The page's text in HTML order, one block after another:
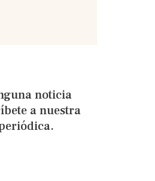
noticia
a nuestra